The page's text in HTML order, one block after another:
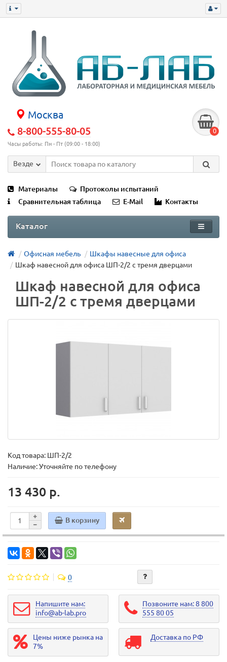
Москва
8-800-555-80-05
Часы работы: Пн - Пт (09:00 - 18:00)
0
Везде
Материалы
Протоколы испытаний
Сравнительная таблица
E-Mail Контакты
Каталог
Офисная мебель
Шкафы навесные для офиса
Шкаф навесной для офиса ШП-2/2 с тремя дверцами
Шкаф навесной для офиса
ШП-2/2 с тремя дверцами
Код товара: ШП-2/2
Наличие: Уточняйте по телефону
13 430 р.
В корзину
0
Напишите нам:
info@ab-lab.pro
Позвоните нам: 8 800
555 80 05
Цены ниже рынка на
7%
Доставка по РФ